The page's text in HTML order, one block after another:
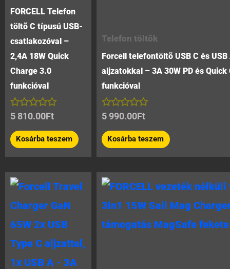
FORCELL Telefon
töltõ C típusú USB-
csatlakozóval –
2,4A 18W Quick
Charge 3.0
funkcióval
Értékelés:
/
5
5 810.00Ft
Kosárba teszem
Telefon töltõk
Forcell telefontöltõ USB C és USB
aljzatokkal – 3A 30W PD és Quick
funkcióval
Értékelés:
/
5
5 990.00Ft
Kosárba teszem